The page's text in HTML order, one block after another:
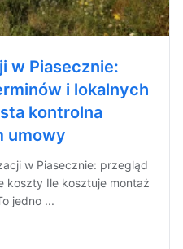
w Piasecznie:
i lokalnych
kontrolna
umowy
w Piasecznie: przegląd
koszty Ile kosztuje montaż
jedno ...